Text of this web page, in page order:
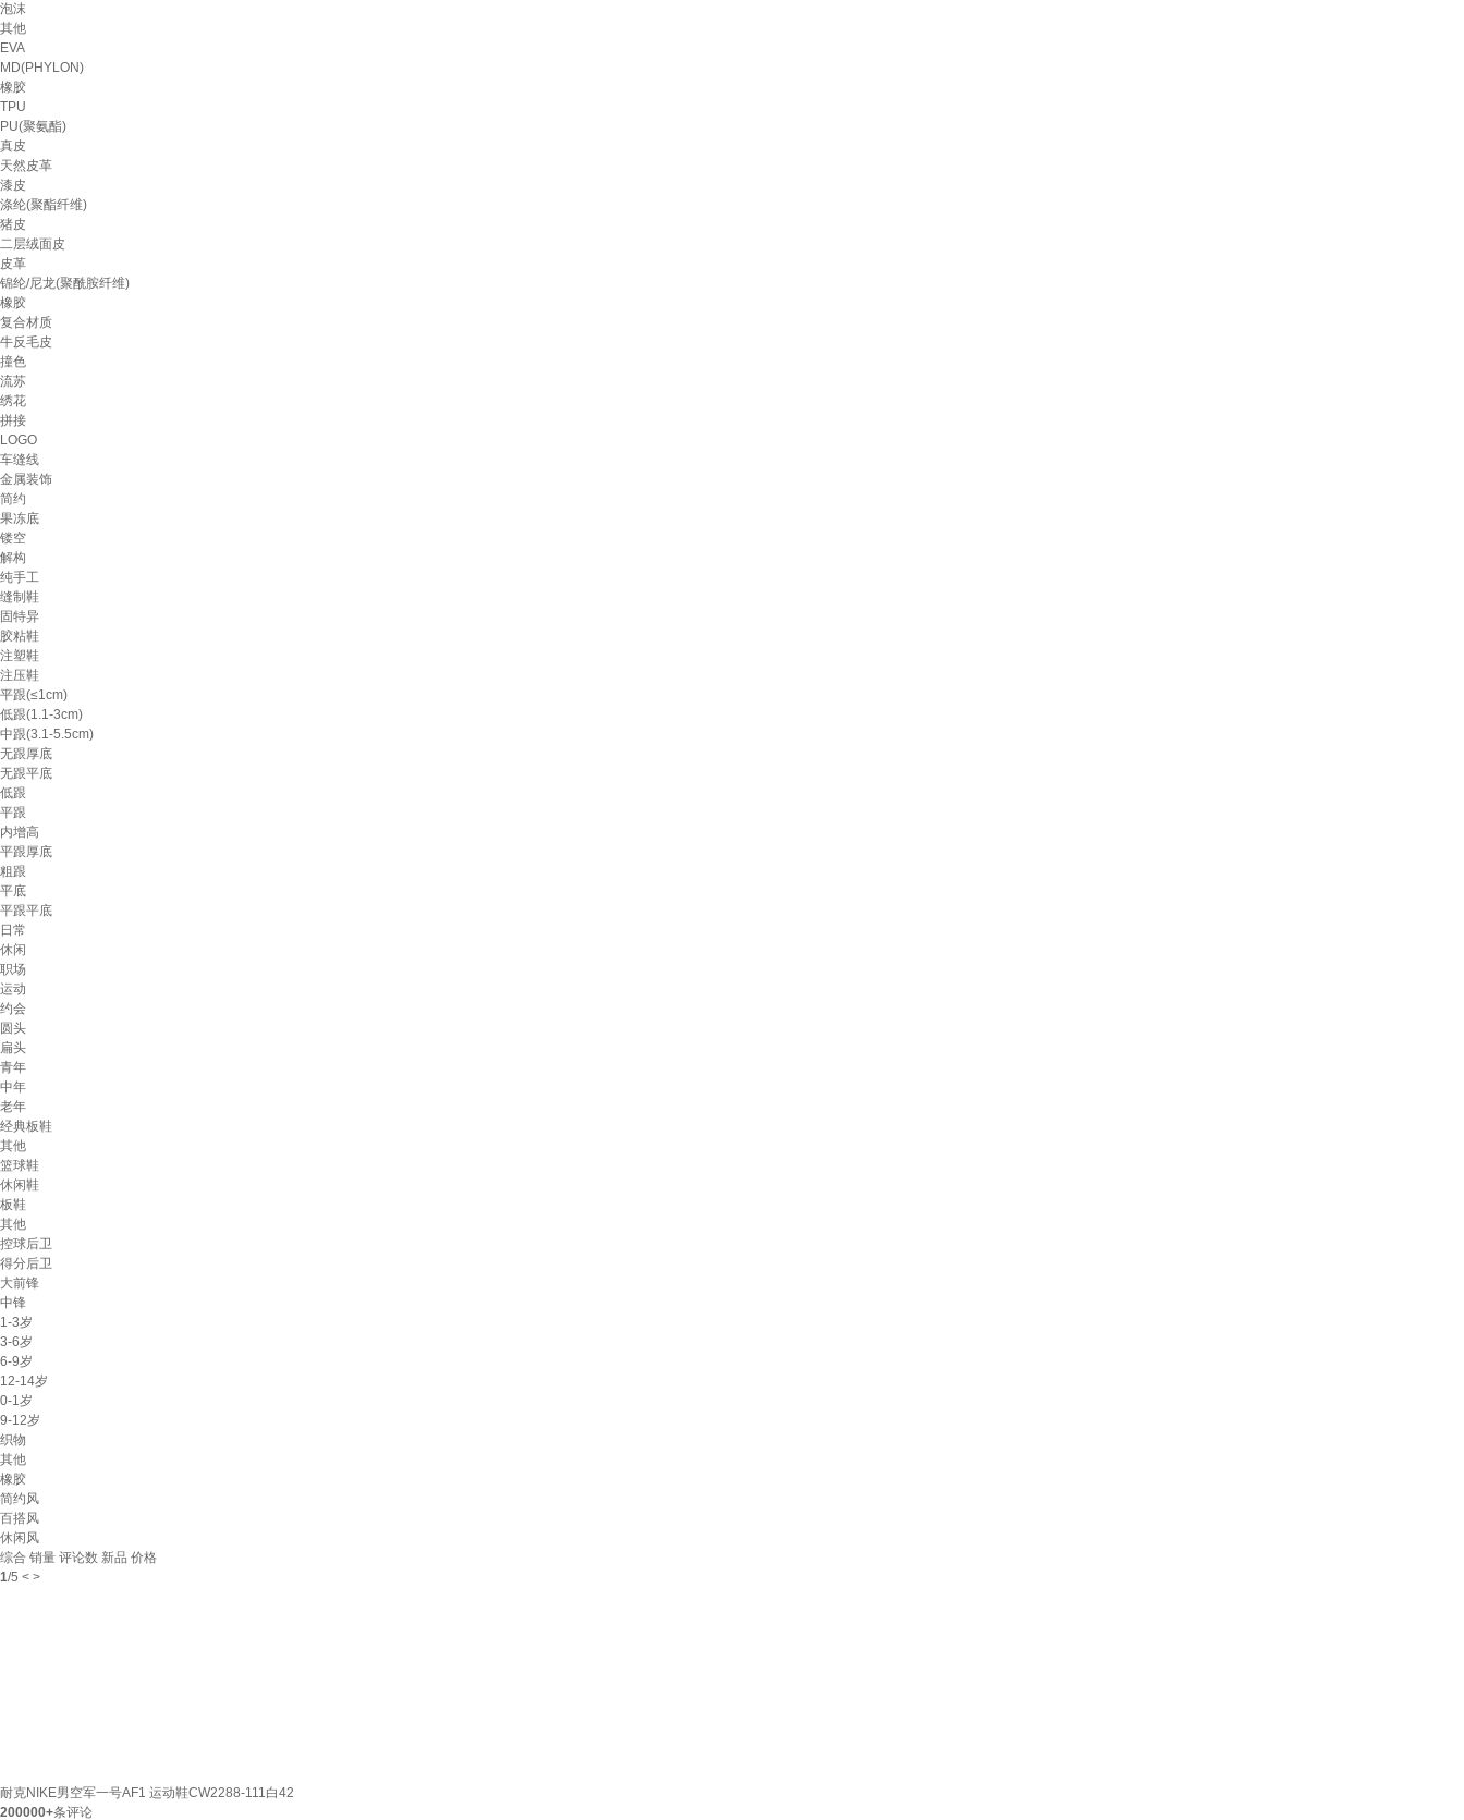
泡沫
其他
EVA
MD(PHYLON)
橡胶
TPU
PU(聚氨酯)
真皮
天然皮革
漆皮
涤纶(聚酯纤维)
猪皮
二层绒面皮
皮革
锦纶/尼龙(聚酰胺纤维)
橡胶
复合材质
牛反毛皮
撞色
流苏
绣花
拼接
LOGO
车缝线
金属装饰
简约
果冻底
镂空
解构
纯手工
缝制鞋
固特异
胶粘鞋
注塑鞋
注压鞋
平跟(≤1cm)
低跟(1.1-3cm)
中跟(3.1-5.5cm)
无跟厚底
无跟平底
低跟
平跟
内增高
平跟厚底
粗跟
平底
平跟平底
日常
休闲
职场
运动
约会
圆头
扁头
青年
中年
老年
经典板鞋
其他
篮球鞋
休闲鞋
板鞋
其他
控球后卫
得分后卫
大前锋
中锋
1-3岁
3-6岁
6-9岁
12-14岁
0-1岁
9-12岁
织物
其他
橡胶
简约风
百搭风
休闲风
综合 销量 评论数 新品 价格
1/5 < >
耐克NIKE男空军一号AF1 运动鞋CW2288-111白42
200000+条评论